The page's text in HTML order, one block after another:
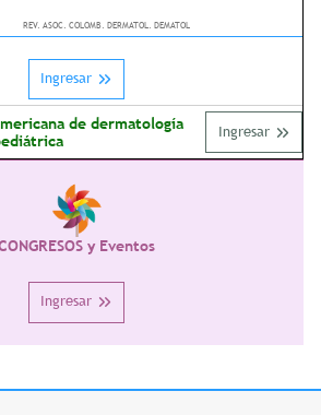
REV. ASOC. COLOMB. DERMATOL. DEMATOL
Ingresar
de dermatología
Ingresar
y Eventos
Ingresar